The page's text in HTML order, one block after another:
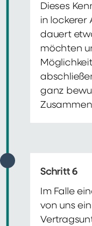
Dieses
in lockerer
dauert
möchten
ganz
Schritt 6
Im Falle
von uns